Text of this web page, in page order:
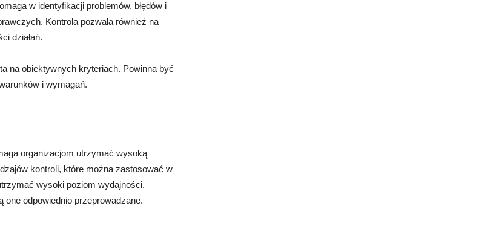
w identyfikacji problemów, błędów i
Kontrola pozwala również na
działań.
na obiektywnych kryteriach. Powinna być
i wymagań.
organizacjom utrzymać wysoką
kontroli, które można zastosować w
wysoki poziom wydajności.
odpowiednio przeprowadzane.